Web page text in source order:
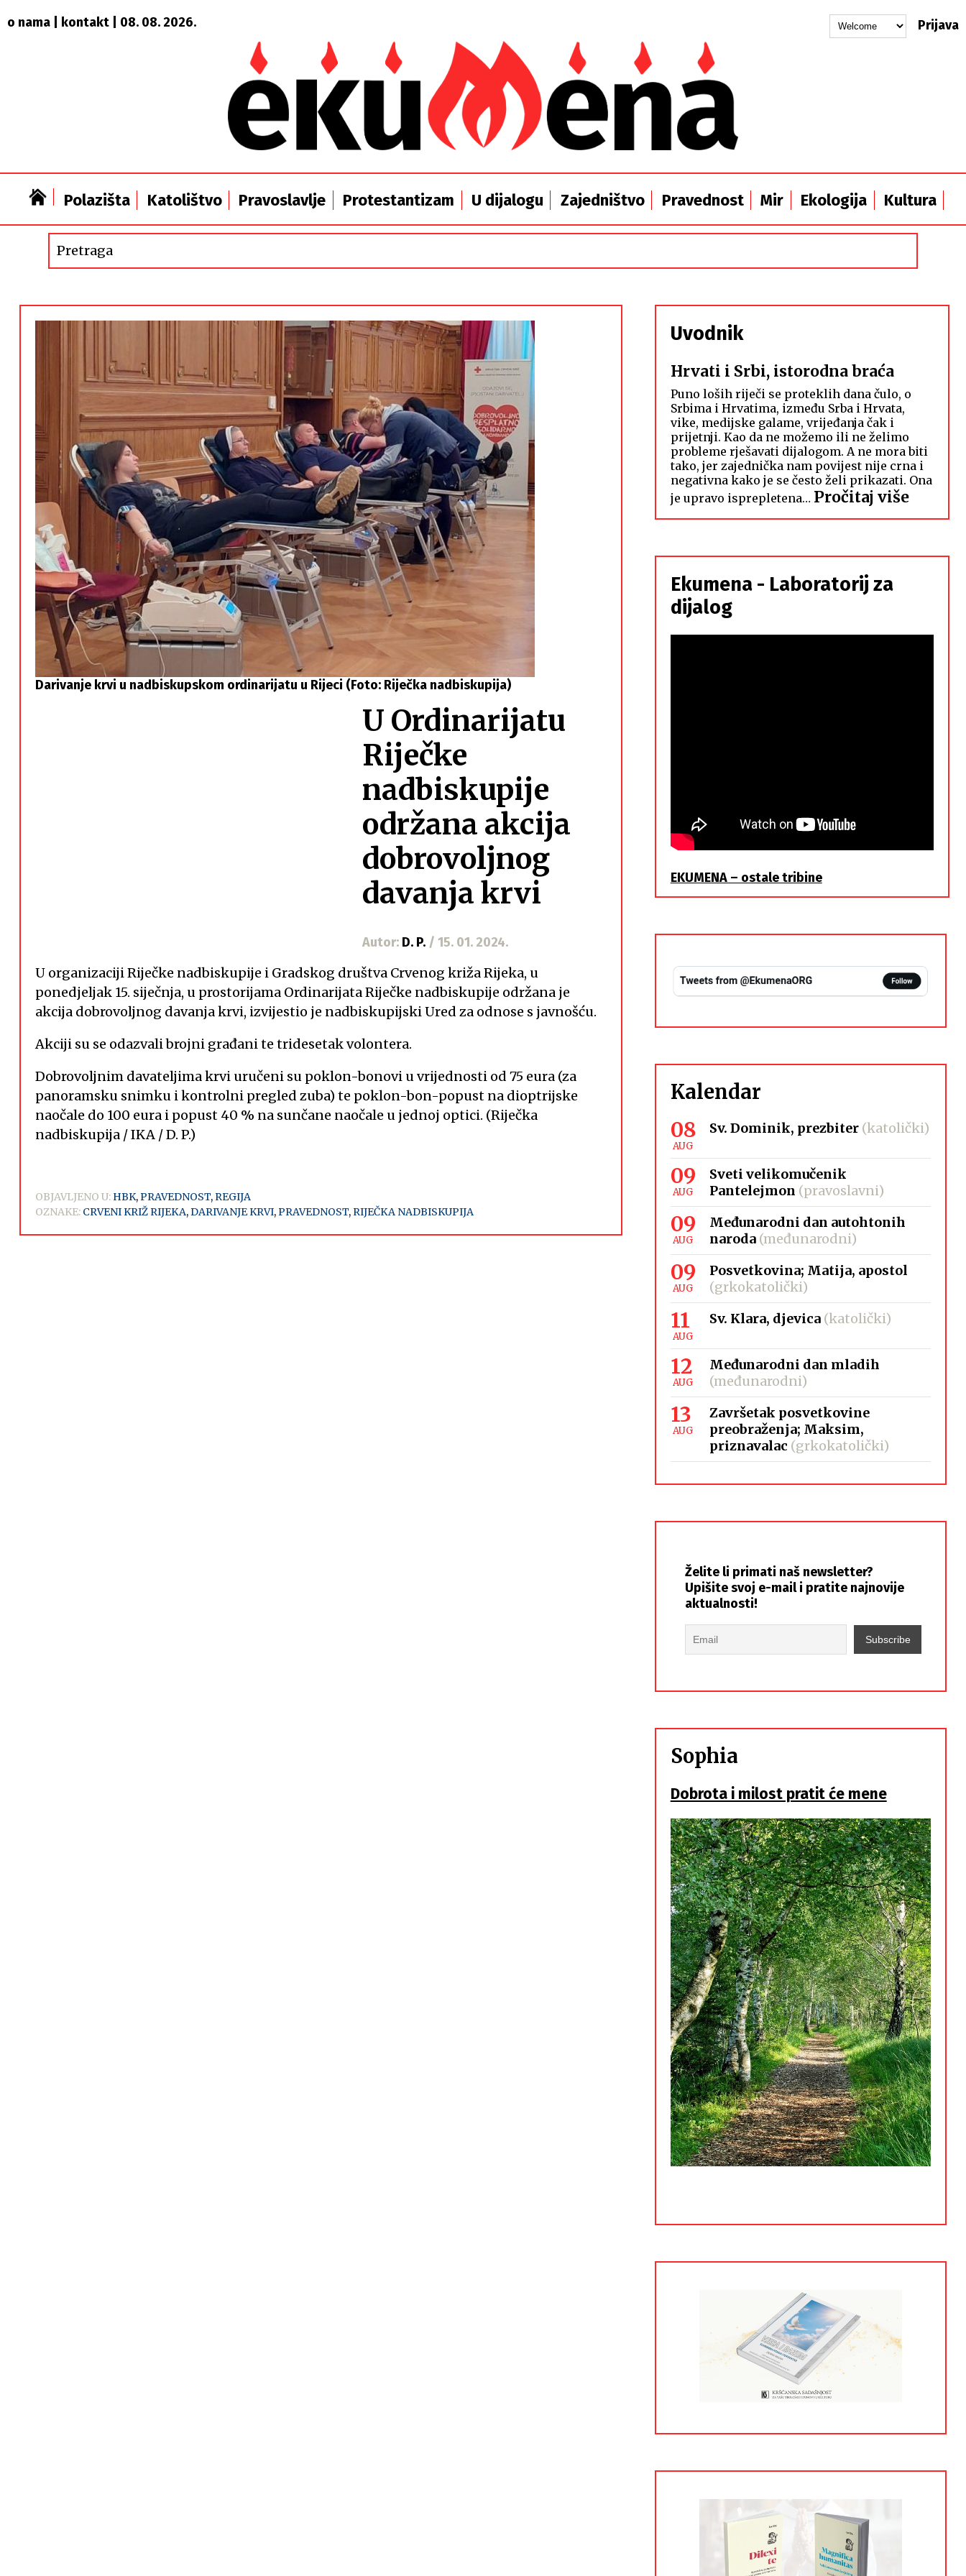
o nama kontakt | 08. 08. 2026. Prijava
Polazišta Katolištvo Pravoslavlje Protestantizam U dijalogu Zajedništvo Pravednost Mir Ekologija Kultura
Darivanje krvi u nadbiskupskom ordinarijatu u Rijeci (Foto: Riječka nadbiskupija)
U Ordinarijatu
Riječke
nadbiskupije
održana akcija
dobrovoljnog
davanja krvi
Autor: D. P. / 15. 01. 2024.
U organizaciji Riječke nadbiskupije i Gradskog društva Crvenog križa Rijeka, u
ponedjeljak 15. siječnja, u prostorijama Ordinarijata Riječke nadbiskupije održana je
akcija dobrovoljnog davanja krvi, izvijestio je nadbiskupijski Ured za odnose s javnošću.
Akciji su se odazvali brojni građani te tridesetak volontera.
Dobrovoljnim davateljima krvi uručeni su poklon-bonovi u vrijednosti od 75 eura (za
panoramsku snimku i kontrolni pregled zuba) te poklon-bon-popust na dioptrijske
naočale do 100 eura i popust 40 % na sunčane naočale u jednoj optici. (Riječka
nadbiskupija / IKA / D. P.)
OBJAVLJENO U: HBK,PRAVEDNOST,REGIJA
OZNAKE: CRVENI KRIŽ RIJEKA,DARIVANJE KRVI,PRAVEDNOST,RIJEČKA NADBISKUPIJA
Uvodnik
Hrvati i Srbi, istorodna braća
Puno loših riječi se proteklih dana čulo, o
Srbima i Hrvatima, između Srba i Hrvata,
vike, medijske galame, vrijeđanja čak i
prijetnji. Kao da ne možemo ili ne želimo
probleme rješavati dijalogom. A ne mora biti
tako, jer zajednička nam povijest nije crna i
negativna kako je se često želi prikazati. Ona
je upravo isprepletena… Pročitaj više:
Hrvati
Srbi,
Ekumena - Laboratorij za
dijalog
EKUMENA – ostale tribine
Kalendar
08
AUG
Sv. Dominik, prezbiter (katolički)
09
AUG
Sveti velikomučenik
Pantelejmon (pravoslavni)
09
AUG
Međunarodni dan autohtonih
naroda (međunarodni)
09
AUG
Posvetkovina; Matija, apostol
(grkokatolički)
11
AUG
Sv. Klara, djevica (katolički)
12
AUG
Međunarodni dan mladih
(međunarodni)
13
AUG
Završetak posvetkovine
preobraženja; Maksim,
priznavalac (grkokatolički)
Želite li primati naš newsletter?
Upišite svoj e-mail i pratite najnovije
aktualnosti!
Sophia
Dobrota i milost pratit će mene